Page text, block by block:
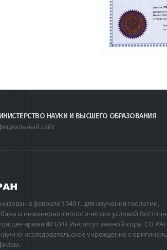
НАУКИ И ВЫСШЕГО ОБРАЗОВАНИЯ
сайт
в феврале 1949 г. для изучения геологии,
и инженерно-геологических условий
время ФГБУН Институт земной коры СО
исследовательское учреждение с